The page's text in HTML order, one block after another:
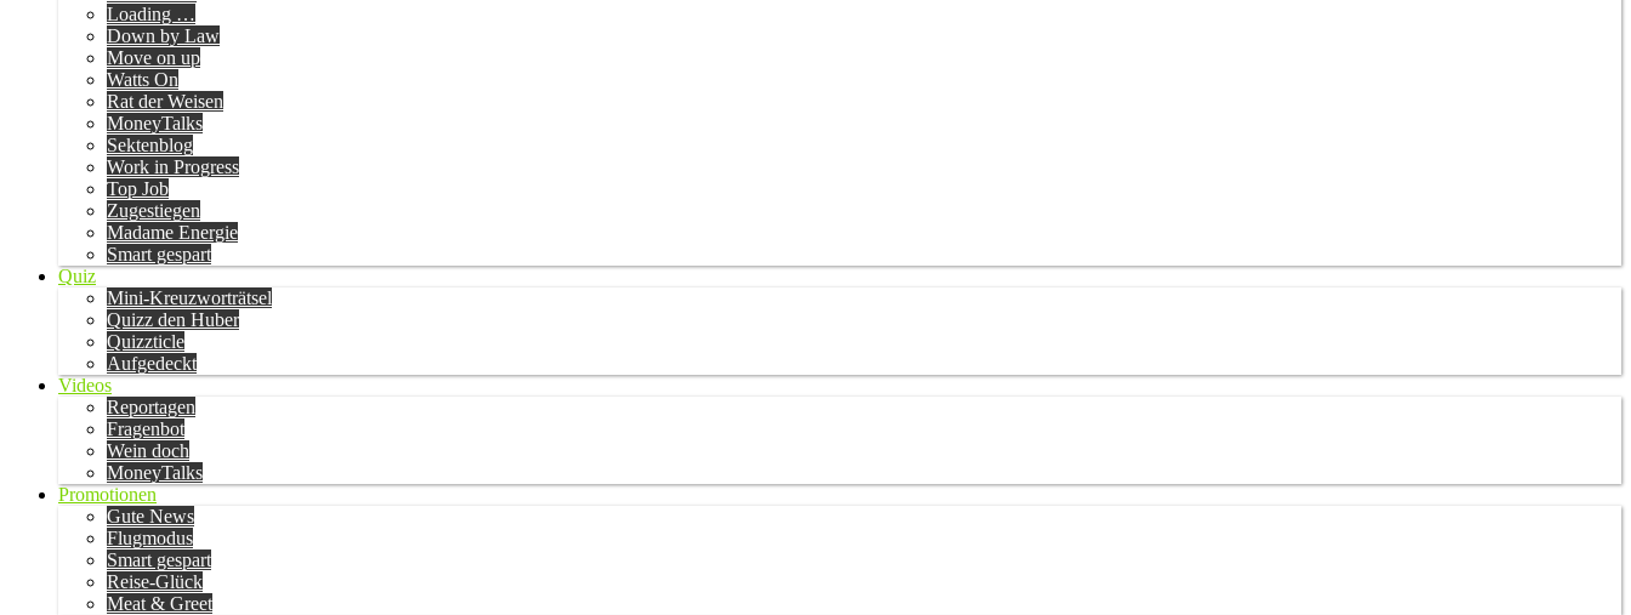
Loading …
Down by Law
Move on up
Watts On
Rat der Weisen
MoneyTalks
Sektenblog
Work in Progress
Top Job
Zugestiegen
Madame Energie
Smart gespart
Quiz
Mini-Kreuzworträtsel
Quizz den Huber
Quizzticle
Aufgedeckt
Videos
Reportagen
Fragenbot
Wein doch
MoneyTalks
Promotionen
Gute News
Flugmodus
Smart gespart
Reise-Glück
Meat & Greet